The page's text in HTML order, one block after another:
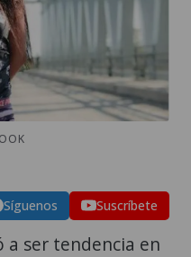
Síguenos Suscríbete
a ser tendencia en